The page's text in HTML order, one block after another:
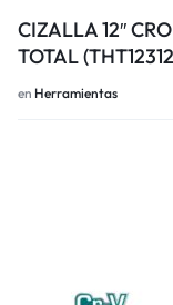
CIZALLA 12″
TOTAL
en Herramientas